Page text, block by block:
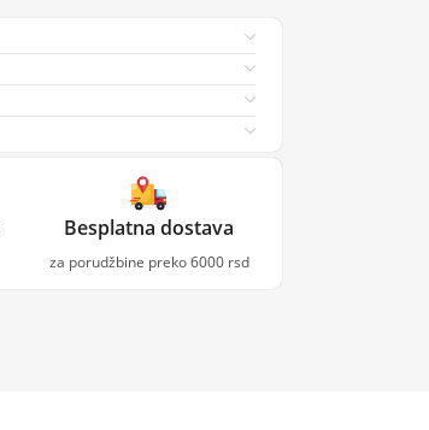
Besplatna dostava
za porudžbine preko 6000 rsd